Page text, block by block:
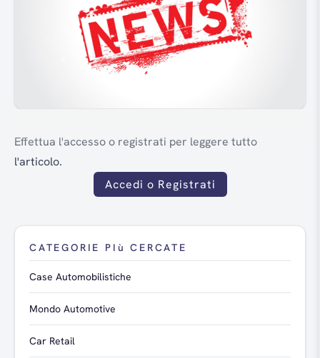
Effettua l'accesso o registrati per leggere tutto
l'articolo.
Accedi o Registrati
CATEGORIE PIù CERCATE
Case Automobilistiche
Mondo Automotive
Car Retail